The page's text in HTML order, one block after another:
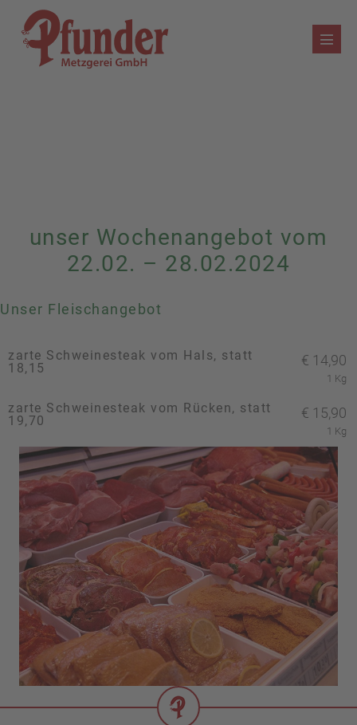
Inhalt
springen
unser Wochenangebot vom
22.02. – 28.02.2024
Unser Fleischangebot
zarte Schweinesteak vom Hals, statt
18,15
€ 14,90
1 Kg
zarte Schweinesteak vom Rücken, statt
19,70
€ 15,90
1 Kg